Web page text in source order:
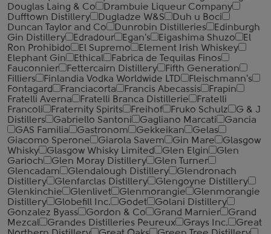
Douglas Laing & Co
Drambuie Liqueur Company
Dufftown Distillery
Dugladze W&S
Duh u Boci
Duncan Taylor and Co
Dunrobin Distilleries
Edinburgh
Gin Distillery
Edradour Egan's Eigashima Shuzo
El
Ron Prohibido
El Supremo
Element Irish Whiskey
Elephant Gin
Ethical
Fabrica de Tequilas Finos
Fauconnier
Fettercairn Distillery
Fifth Generation
Filliers
Finlandia Vodka Worldwide LTD
Fleischmann's
Fontagard
Franciacorta Francis Abecassis
Frapin
Fratelli Averna
Fratelli Branca Distillerie
Fratelli
‎Francoli
Fraternity Spirits Freihof Fruko Schulz
G & J
Distillers
Gabriello Santoni Gagliano Marcati
Gancia
GAS Familia
Gastronom Gekkeikan
Gelas
Giacomo Sperone
Giarola Savem Gin Mare
Glasgow
Whisky
Glasgow Whisky Limited Glen Elgin
Glen
Garioch
Glen Moray Distillery
Glen Turner
Glencadam
Glendalough Distillery
Glendronach
Distillery
Glenfarclas Distillery
Glengoyne Distillery
Glenkinchie
Glenlivet Glenmorangie
Glenmorangie
Distillery
Globefill Inc. Godet
Golani Distillery
Gonzalez Byass
Gordon & Co Grand Marnier
Grand
Mezcal
Grandes Distilleries Peureux Grays Inc.
Great